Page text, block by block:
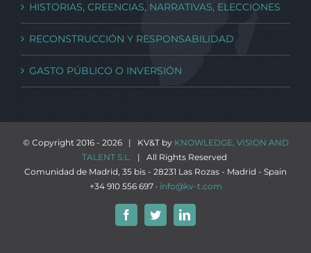
HISTORIAS, CREENCIAS, NARRATIVAS, ELECCIONES
RECONSTRUCCIÓN Y RESPONSABILIDAD
GASTO PÚBLICO O INVERSIÓN
© Copyright 2016 - 2026 | KV&T by KNOWLEDGE, VISION AND
TALENT S.L. | All Rights Reserved
Comunidad de Madrid, 35 bis - 28231 Las Rozas - Madrid - Spain
+34 910 556 697 · info@kv-t.com
FacebookTwitterLinkedIn